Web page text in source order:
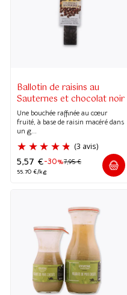
Ballotin de raisins au
Sauternes et chocolat noir
Une bouchée raffinée au cœur
fruité, à base de raisin macéré dans
un g...
(3 avis)
-30%7,95€
5,57 €
55.70 €/kg